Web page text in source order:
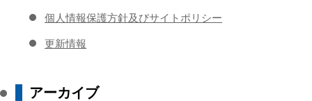
個人情報保護方針及びサイトポリシー
更新情報
アーカイブ